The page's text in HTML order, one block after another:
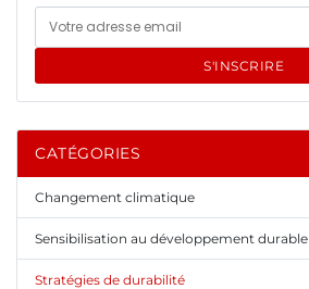
S'INSCRIRE
CATÉGORIES
Changement climatique
Sensibilisation au développement durable
Stratégies de durabilité